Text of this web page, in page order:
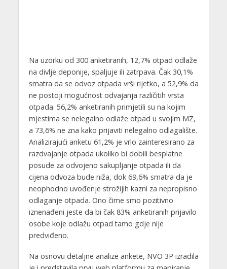
Na uzorku od 300 anketiranih, 12,7% otpad odlaže
na divlje deponije, spaljuje ili zatrpava. Čak 30,1%
smatra da se odvoz otpada vrši rijetko, a 52,9% da
ne postoji mogućnost odvajanja različitih vrsta
otpada. 56,2% anketiranih primjetili su na kojim
mjestima se nelegalno odlaže otpad u svojim MZ,
a 73,6% ne zna kako prijaviti nelegalno odlagalište.
Analizirajući anketu 61,2% je vrlo zainteresirano za
razdvajanje otpada ukoliko bi dobili besplatne
posude za odvojeno sakupljanje otpada ili da
cijena odvoza bude niža, dok 69,6% smatra da je
neophodno uvođenje strožijih kazni za nepropisno
odlaganje otpada. Ono čime smo pozitivno
iznenađeni jeste da bi čak 83% anketiranih prijavilo
osobe koje odlažu otpad tamo gdje nije
predviđeno.
Na osnovu detaljne analize ankete, NVO 3P izradila